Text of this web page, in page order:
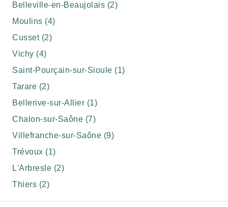
Belleville-en-Beaujolais (2)
Moulins (4)
Cusset (2)
Vichy (4)
Saint-Pourçain-sur-Sioule (1)
Tarare (2)
Bellerive-sur-Allier (1)
Chalon-sur-Saône (7)
Villefranche-sur-Saône (9)
Trévoux (1)
L'Arbresle (2)
Thiers (2)